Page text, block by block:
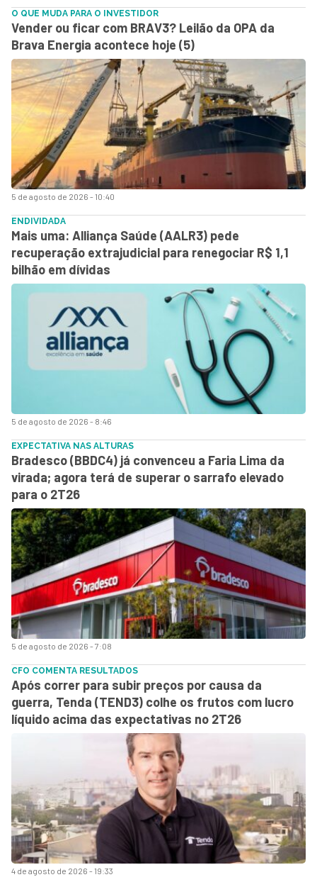
5 de agosto de 2026 - 10:40
O QUE MUDA PARA O INVESTIDOR
Vender ou ficar com BRAV3? Leilão da OPA da
Brava Energia acontece hoje (5)
5 de agosto de 2026 - 8:46
ENDIVIDADA
Mais uma: Alliança Saúde (AALR3) pede
recuperação extrajudicial para renegociar R$ 1,1
bilhão em dívidas
5 de agosto de 2026 - 7:08
EXPECTATIVA NAS ALTURAS
Bradesco (BBDC4) já convenceu a Faria Lima da
virada; agora terá de superar o sarrafo elevado
para o 2T26
4 de agosto de 2026 - 19:33
CFO COMENTA RESULTADOS
Após correr para subir preços por causa da
guerra, Tenda (TEND3) colhe os frutos com lucro
líquido acima das expectativas no 2T26